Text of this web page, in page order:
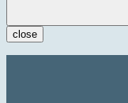
close